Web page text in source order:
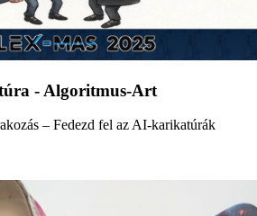
- Algoritmus-Art
– Fedezd fel az AI-karikatúrák